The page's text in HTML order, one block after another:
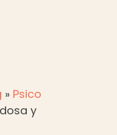
» Psico
y